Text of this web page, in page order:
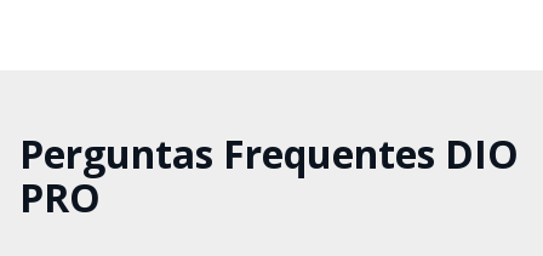
Perguntas Frequentes DIO
PRO